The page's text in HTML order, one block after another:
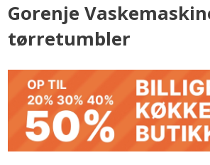
Gorenje
tørretumbler